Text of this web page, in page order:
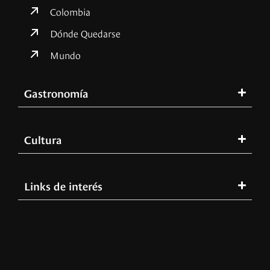
Colombia
Dónde Quedarse
Mundo
Gastronomía
Cultura
Links de interés